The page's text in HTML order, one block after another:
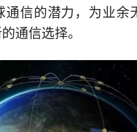
通信的潜力，为业余
通信选择。